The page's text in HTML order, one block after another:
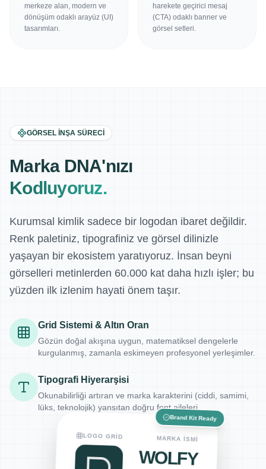
merkeze alan, modern ve
dönüşüm odaklı arayüz (UI)
tasarımları.
harekete geçirici mesaj
(CTA) odaklı banner ve
görsel setleri.
GÖRSEL İNŞA SÜRECI
Marka DNA'nızı
Kodluyoruz.
Kurumsal kimlik sadece bir logodan ibaret değildir.
Renk paletiniz, tipografiniz ve görsel dilinizle
yaşayan bir ekosistem yaratıyoruz. İnsan beyni
görselleri metinlerden 60.000 kat daha hızlı işler; bu
yüzden ilk izlenim hayati önem taşır.
Grid Sistemi & Altın Oran
Gözün doğal akışına uygun, matematiksel dengelerle
kurgulanmış, zamanla eskimeyen profesyonel yerleşimler.
Tipografi Hiyerarşisi
Okunabilirliği artıran ve marka karakterini (ciddi, samimi,
lüks, teknolojik) yansıtan doğru font aileleri.
LOGO GRID MARKA İSMI
WOLFY
Brand Kit Ready